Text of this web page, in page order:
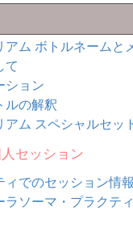
アム ボトルネームと
て
ション
ルの解釈
アム スペシャルセッ
セッション
ィでのセッション情報
ラソーマ・プラクテ